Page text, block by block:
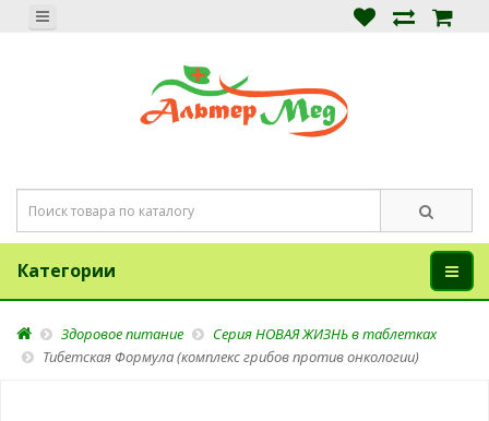
Категории
Здоровое питание
Серия НОВАЯ ЖИЗНЬ в таблетках
Тибетская Формула (комплекс грибов против онкологии)